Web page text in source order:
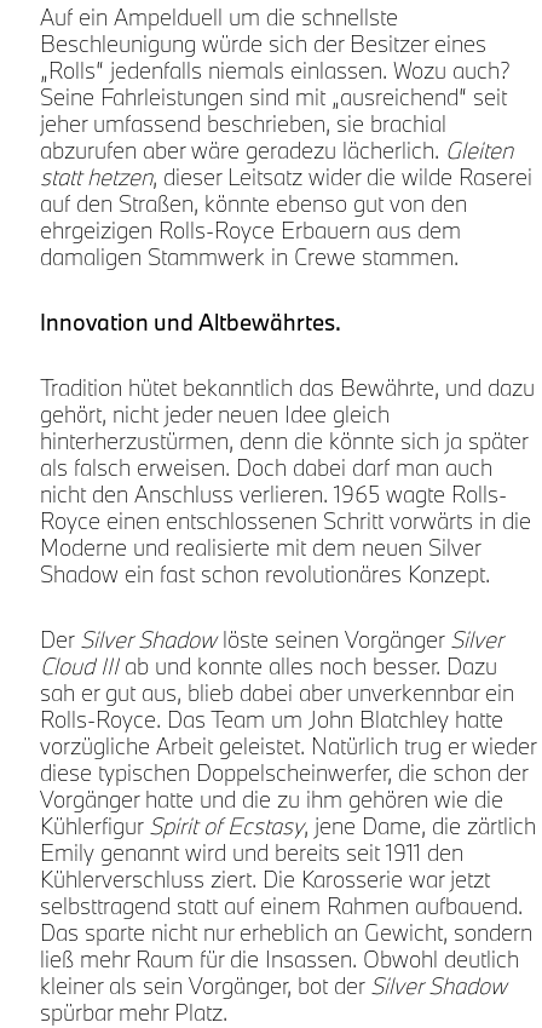
Auf ein Ampelduell um die schnellste
Beschleunigung würde sich der Besitzer eines
„Rolls“ jedenfalls niemals einlassen. Wozu auch?
Seine Fahrleistungen sind mit „ausreichend“ seit
jeher umfassend beschrieben, sie brachial
abzurufen aber wäre geradezu lächerlich. Gleiten
statt hetzen, dieser Leitsatz wider die wilde Raserei
auf den Straßen, könnte ebenso gut von den
ehrgeizigen Rolls-Royce Erbauern aus dem
damaligen Stammwerk in Crewe stammen.
Innovation und Altbewährtes.
Tradition hütet bekanntlich das Bewährte, und dazu
gehört, nicht jeder neuen Idee gleich
hinterherzustürmen, denn die könnte sich ja später
als falsch erweisen. Doch dabei darf man auch
nicht den Anschluss verlieren. 1965 wagte Rolls-
Royce einen entschlossenen Schritt vorwärts in die
Moderne und realisierte mit dem neuen Silver
Shadow ein fast schon revolutionäres Konzept.
Der Silver Shadowlöste seinen Vorgänger Silver
Cloud IIIab und konnte alles noch besser. Dazu
sah er gut aus, blieb dabei aber unverkennbar ein
Rolls-Royce. Das Team um John Blatchley hatte
vorzügliche Arbeit geleistet. Natürlich trug er wieder
diese typischen Doppelscheinwerfer, die schon der
Vorgänger hatte und die zu ihm gehören wie die
Kühlerfigur Spirit of Ecstasy, jene Dame, die zärtlich
Emily genannt wird und bereits seit 1911 den
Kühlerverschluss ziert. Die Karosserie war jetzt
selbsttragend statt auf einem Rahmen aufbauend.
Das sparte nicht nur erheblich an Gewicht, sondern
ließ mehr Raum für die Insassen. Obwohl deutlich
kleiner als sein Vorgänger, bot der Silver Shadow
spürbar mehr Platz.